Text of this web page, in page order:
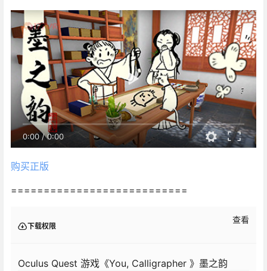
0:00 /0:00
购买正版
===========================
下载权限
查看
Oculus Quest 游戏《You, Calligrapher 》墨之韵